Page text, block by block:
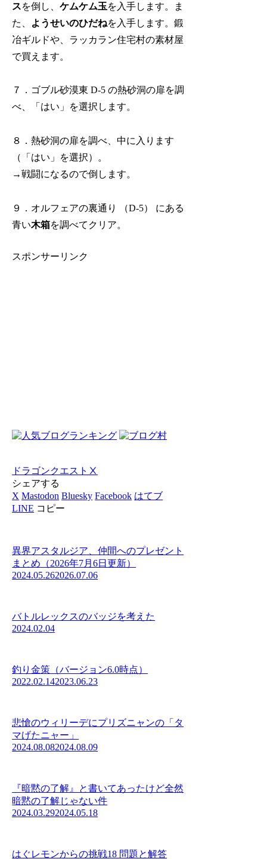
スを倒し、ケムケム玉を入手します。ま
た、
ようせいのひだねを入手します。鍛
冶ギルドや、ラッカラン住宅村の素材屋
で買えます。
７．ゴブル砂漠東 D-5 の熱砂洞の扉を調
べ、「はい」を選択します。
８．熱砂洞の扉を調べ、中に入ります
（「はい」を選択）。
→戦闘になるので倒します。
９．オルフェアの裏通り （D-5） にある
青い木箱を調べてクリア。
スポンサーリンク
ドラゴンクエストⅩ
シェアする
X Mastodon Bluesky Facebook はてブ
LINE コピー
異界アスタルジア、仲間へのプレゼント
まとめ（2026年7月6日更新）
2024.05.262026.07.06
バトルレックスのバッジを考えた
2024.02.04
釣り金策（バージョン6.0時点）
2022.02.142023.06.23
悲愴のウィリーデにプリズニャンの「タ
マげたニャー」
2024.08.082024.08.09
『暗黙の了解』と書いてあったけど全然
暗黙の了解じゃない件
2024.03.292024.05.18
はぐレモンからの挑戦18 問題と解答